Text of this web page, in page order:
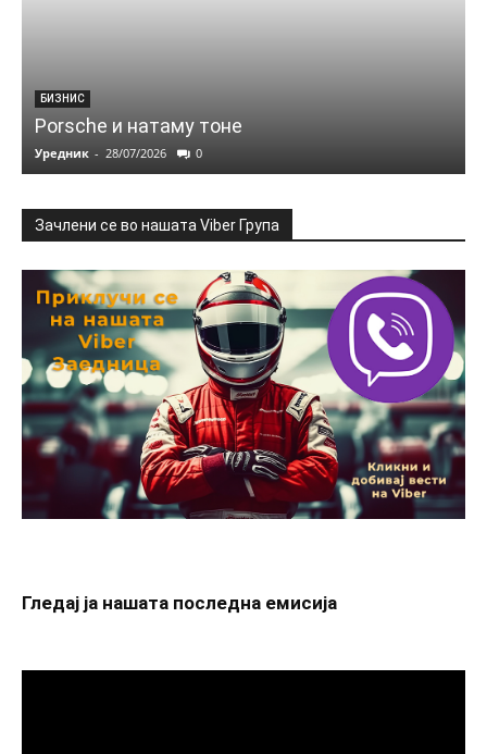
БИЗНИС
Porsche и натаму тоне
Уредник - 28/07/2026 0
Зачлени се во нашата Viber Група
Гледај ја нашата последна емисија